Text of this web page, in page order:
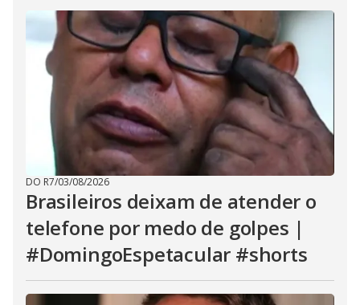
DO R7/03/08/2026
Brasileiros deixam de atender o
telefone por medo de golpes |
#DomingoEspetacular #shorts